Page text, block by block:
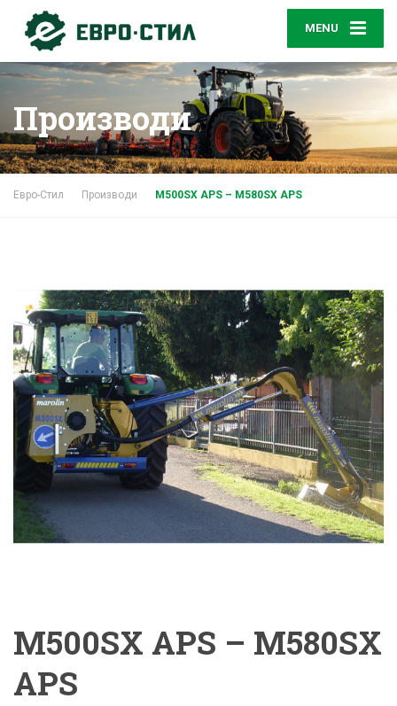
MENU
Производи
Евро-Стил Производи M500SX APS – M580SX APS
M500SX APS – M580SX
APS